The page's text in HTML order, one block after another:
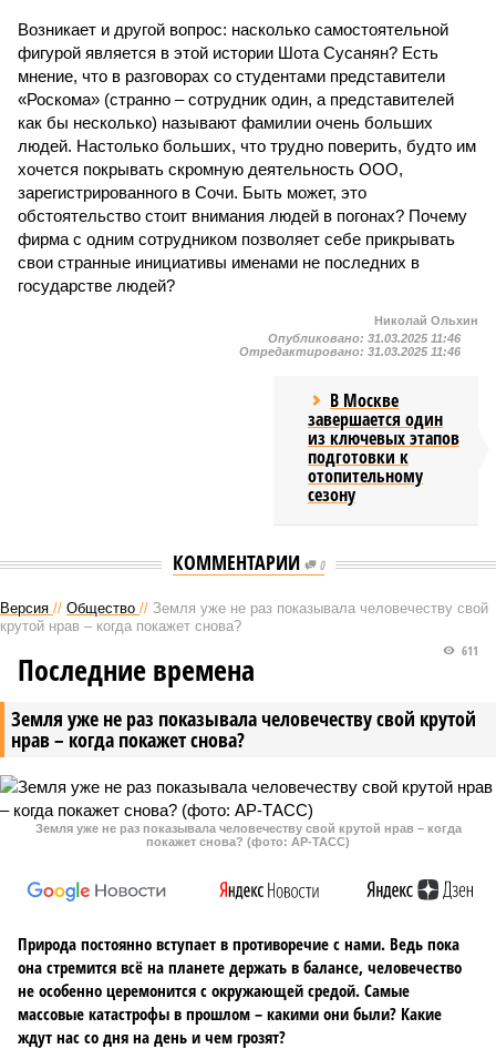
Возникает и другой вопрос: насколько самостоятельной
фигурой является в этой истории Шота Сусанян? Есть
мнение, что в разговорах со студентами представители
«Роскома» (странно – сотрудник один, а представителей
как бы несколько) называют фамилии очень больших
людей. Настолько больших, что трудно поверить, будто им
хочется покрывать скромную деятельность ООО,
зарегистрированного в Сочи. Быть может, это
обстоятельство стоит внимания людей в погонах? Почему
фирма с одним сотрудником позволяет себе прикрывать
свои странные инициативы именами не последних в
государстве людей?
Николай Ольхин
Опубликовано: 31.03.2025 11:46
Отредактировано: 31.03.2025 11:46
В Москве
завершается один
из ключевых этапов
подготовки к
отопительному
сезону
КОММЕНТАРИИ 0
Версия // Общество // Земля уже не раз показывала человечеству свой
крутой нрав – когда покажет снова?
Земля уже не раз показывала человечеству свой крутой
нрав – когда покажет снова?
611
Последние времена
Земля уже не раз показывала человечеству свой крутой нрав – когда
покажет снова? (фото: АР-ТАСС)
Природа постоянно вступает в противоречие с нами. Ведь пока
она стремится всё на планете держать в балансе, человечество
не особенно церемонится с окружающей средой. Самые
массовые катастрофы в прошлом – какими они были? Какие
ждут нас со дня на день и чем грозят?